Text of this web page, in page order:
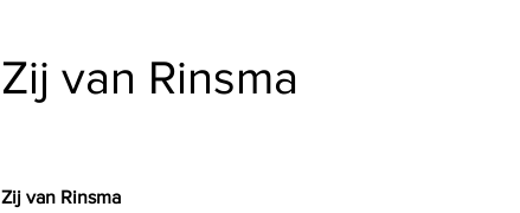
Zij van Rinsma
Zij van Rinsma